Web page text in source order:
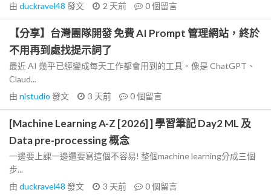
由 duckravel48 發文 2 天前 0個留言
【分享】台灣團隊開發 免費 AI Prompt 管理網站，終於
不用再到處找提示詞了
最近 AI 幾乎已經變成每天工作都會用到的工具。像是 ChatGPT、
Claud...
由 nlstudio 發文 3 天前 0個留言
[Machine Learning A-Z [2026] ] 學習筆記 Day2 ML 及
Data pre-processing 概念
一邊要上課一邊還要寫這個不容易! 整個machine learning分成三個
步...
由 duckravel48 發文 3 天前 0個留言